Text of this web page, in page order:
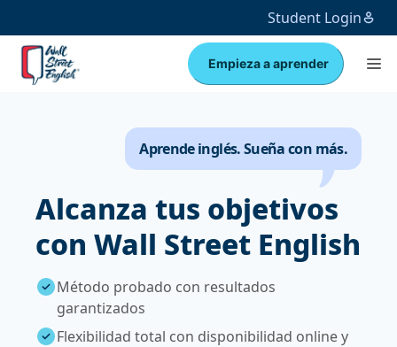
Student Login
Empieza a aprender
Aprende inglés. Sueña con más.
Alcanza tus objetivos
con Wall Street English
Método probado con resultados
garantizados
Flexibilidad total con disponibilidad online y